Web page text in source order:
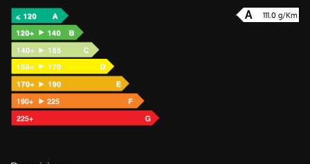
111.0 g/Km